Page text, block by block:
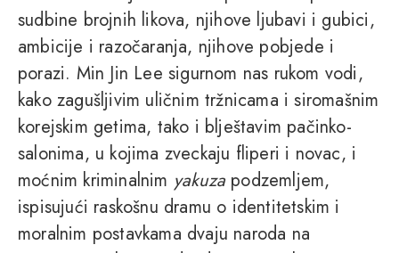
sudbine brojnih likova, njihove ljubavi i gubici,
ambicije i razočaranja, njihove pobjede i
porazi. Min Jin Lee sigurnom nas rukom vodi,
kako zagušljivim uličnim tržnicama i siromašnim
korejskim getima, tako i blještavim pačinko-
salonima, u kojima zveckaju fliperi i novac, i
moćnim kriminalnim yakuzapodzemljem,
ispisujući raskošnu dramu o identitetskim i
moralnim postavkama dvaju naroda na